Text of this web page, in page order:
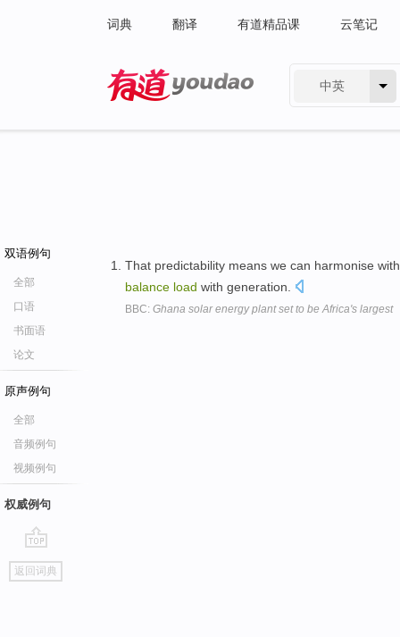
词典 翻译 有道精品课 云笔记
中英
双语例句
全部
口语
书面语
论文
原声例句
全部
音频例句
视频例句
权威例句
go
top
返回词典
That predictability means we can harmonise
balance load with generation.
BBC: Ghana solar energy plant set to be Africa's largest